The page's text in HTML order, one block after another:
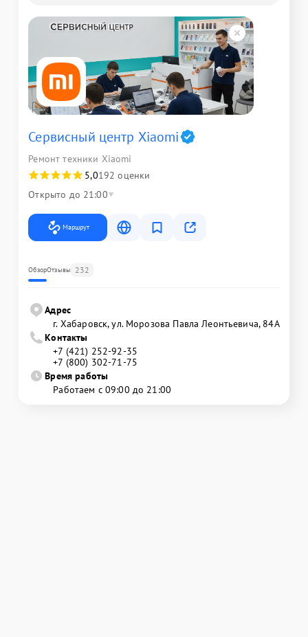
Сервисный центр Xiaomi
Ремонт техники Xiaomi
5,0192 оценки
Открыто до 21:00
Маршрут
ОбзорОтзывы 232
Адрес
г. Хабаровск, ул. Морозова Павла Леонтьевича, 84А
Контакты
+7 (421) 252-92-35
+7 (800) 302-71-75
Время работы
Работаем с 09:00 до 21:00